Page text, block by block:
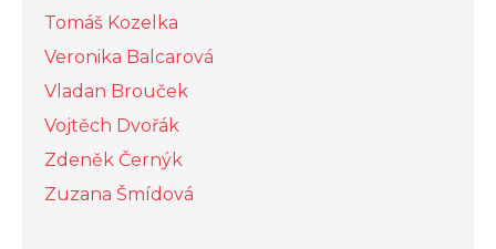
Tomáš Kozelka
Veronika Balcarová
Vladan Brouček
Vojtěch Dvořák
Zdeněk Černýk
Zuzana Šmídová